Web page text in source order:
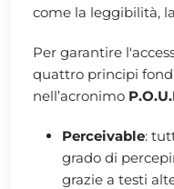
come la leggibilità,
Per garantire
quattro principi
nell’acronimo
Perceivable:
grado di
grazie a testi